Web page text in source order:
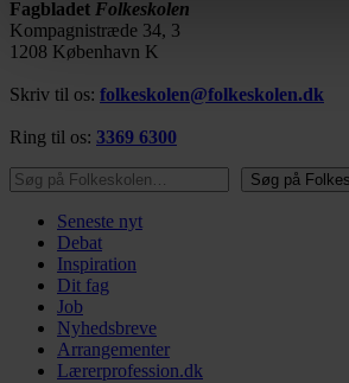
vores privatlivspolitik, som du kan
https://www.folkeskolen.dk/
Fagbladet Folkeskolen
Kompagnistræde 34, 3
1208 København K
Skriv til os: folkeskolen@folkeskolen.dk
Ring til os: 3369 6300
Søg på Folkeskolen…
Søg på
Seneste nyt
Debat
Inspiration
Dit fag
Job
Nyhedsbreve
Arrangementer
Lærerprofession.dk